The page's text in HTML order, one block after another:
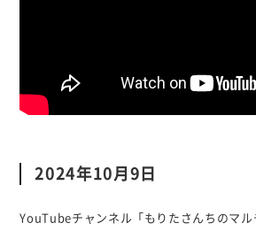
2024年10月9日
YouTubeチャンネル「もりたさんちのマル